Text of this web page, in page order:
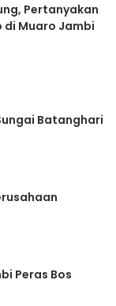
Pertanyakan
di Muaro Jambi
Batanghari
Peras Bos